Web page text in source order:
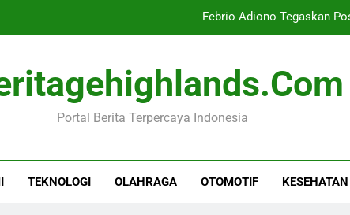
Febrio Adiono Tegaskan
Senjata Tajam
Dampak Negatif Sering
Portal Berita Terpercaya Indonesia
TEKNOLOGI OLAHRAGA OTOMOTIF KESEHATAN